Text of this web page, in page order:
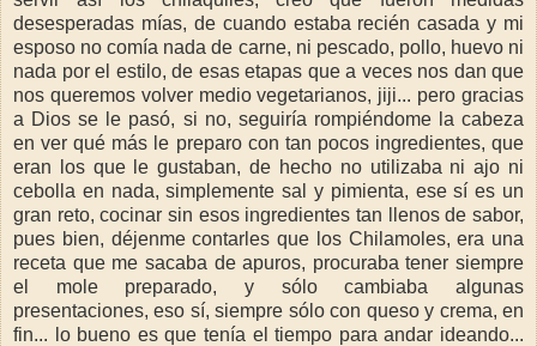
desesperadas mías, de cuando estaba recién casada y mi
esposo no comía nada de carne, ni pescado, pollo, huevo ni
nada por el estilo, de esas etapas que a veces nos dan que
nos queremos volver medio vegetarianos, jiji... pero gracias
a Dios se le pasó, si no, seguiría rompiéndome la cabeza
en ver qué más le preparo con tan pocos ingredientes, que
eran los que le gustaban, de hecho no utilizaba ni ajo ni
cebolla en nada, simplemente sal y pimienta, ese sí es un
gran reto, cocinar sin esos ingredientes tan llenos de sabor,
pues bien, déjenme contarles que los Chilamoles, era una
receta que me sacaba de apuros, procuraba tener siempre
el mole preparado, y sólo cambiaba algunas
presentaciones, eso sí, siempre sólo con queso y crema, en
fin... lo bueno es que tenía el tiempo para andar ideando...